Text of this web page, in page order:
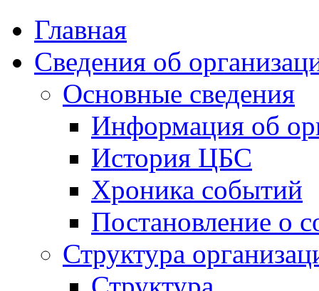
Главная
Сведения об
Основные сведения
Информация об
История ЦБС
Хроника событий
Постановление о
Структура